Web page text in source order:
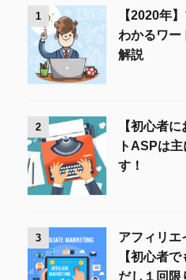
1
【2020年
わかるワー
解説
2
【初心者
トASPは
す！
3
アフィリエ
【初心者
だし１回限